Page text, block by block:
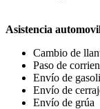
Asistencia
Cambio de
Paso de
Envío de
Envío de
Envío de grúa